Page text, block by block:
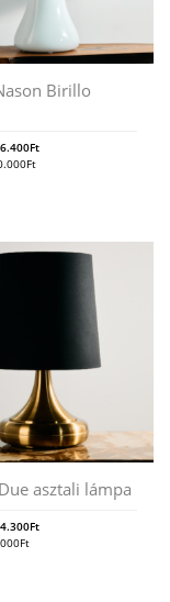
Birillo
Ft
Ft
asztali lámpa
Ft
Ft